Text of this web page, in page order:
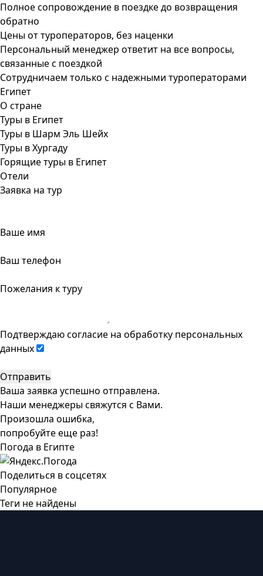
Полное сопровождение в поездке до возвращения
обратно
Цены от туроператоров, без наценки
Персональный менеджер ответит на все вопросы,
связанные с поездкой
Сотрудничаем только с надежными туроператорами
Египет
О стране
Туры в Египет
Туры в Шарм Эль Шейх
Туры в Хургаду
Горящие туры в Египет
Отели
Заявка на тур
Ваше имя
Ваш телефон
Пожелания к туру
Подтверждаю согласие на обработку персональных
данных
Отправить
Ваша заявка успешно отправлена.
Наши менеджеры свяжутся с Вами.
Произошла ошибка,
попробуйте еще раз!
Погода в Египте
Поделиться в соцсетях
Популярное
Теги не найдены